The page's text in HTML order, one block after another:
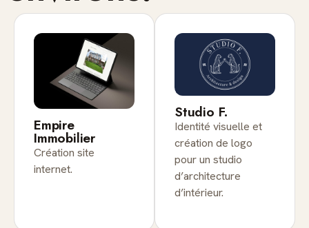
Empire
Immobilier
Création site
internet.
Studio F.
Identité visuelle et
création de logo
pour un studio
d’architecture
d’intérieur.